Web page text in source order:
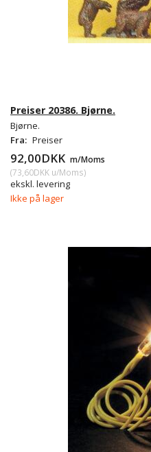
Preiser 20386. Bjørne.
Bjørne.
Fra: Preiser
92,00DKK m/Moms
(73,60DKK u/Moms)
ekskl. levering
Ikke på lager